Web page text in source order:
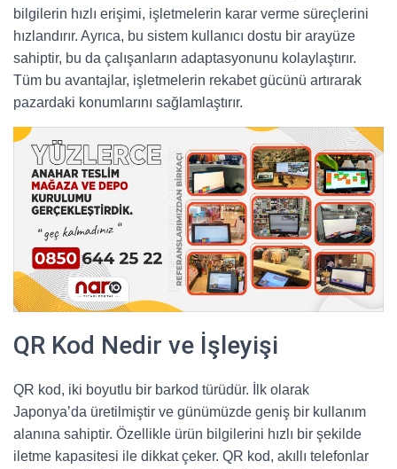
bilgilerin hızlı erişimi, işletmelerin karar verme süreçlerini
hızlandırır. Ayrıca, bu sistem kullanıcı dostu bir arayüze
sahiptir, bu da çalışanların adaptasyonunu kolaylaştırır.
Tüm bu avantajlar, işletmelerin rekabet gücünü artırarak
pazardaki konumlarını sağlamlaştırır.
QR Kod Nedir ve İşleyişi
QR kod, iki boyutlu bir barkod türüdür. İlk olarak
Japonya’da üretilmiştir ve günümüzde geniş bir kullanım
alanına sahiptir. Özellikle ürün bilgilerini hızlı bir şekilde
iletme kapasitesi ile dikkat çeker. QR kod, akıllı telefonlar